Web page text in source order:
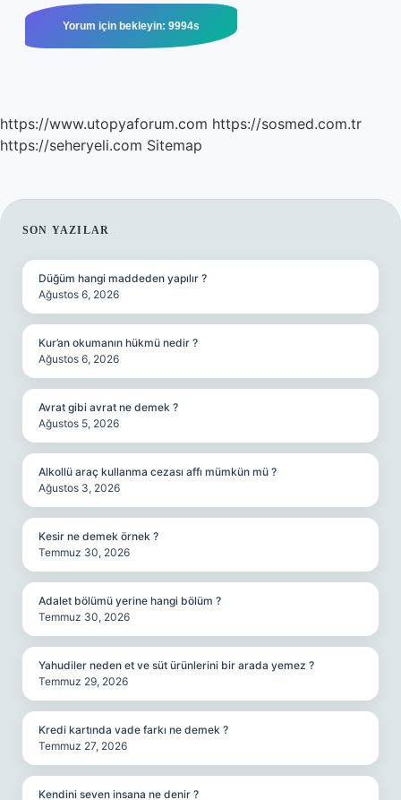
https://www.utopyaforum.com https://sosmed.com.tr
https://seheryeli.com Sitemap
SIDEBAR
SON YAZILAR
Düğüm hangi maddeden yapılır ?
Ağustos 6, 2026
Kur’an okumanın hükmü nedir ?
Ağustos 6, 2026
Avrat gibi avrat ne demek ?
Ağustos 5, 2026
Alkollü araç kullanma cezası affı mümkün mü ?
Ağustos 3, 2026
Kesir ne demek örnek ?
Temmuz 30, 2026
Adalet bölümü yerine hangi bölüm ?
Temmuz 30, 2026
Yahudiler neden et ve süt ürünlerini bir arada yemez ?
Temmuz 29, 2026
Kredi kartında vade farkı ne demek ?
Temmuz 27, 2026
Kendini seven insana ne denir ?